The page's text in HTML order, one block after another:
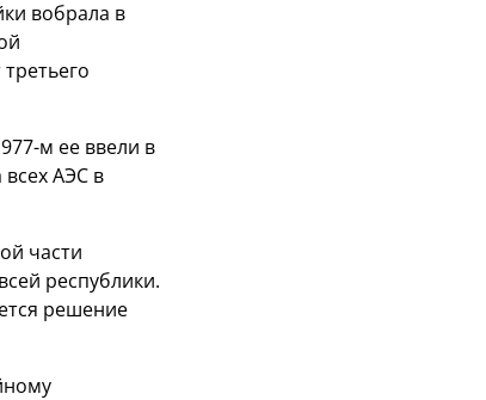
вобрала в
м ее ввели в
всех АЭС в
части
республики.
решение